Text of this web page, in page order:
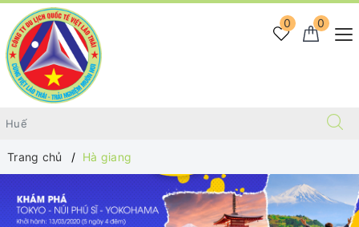
0
0
Trang chủ Hà giang